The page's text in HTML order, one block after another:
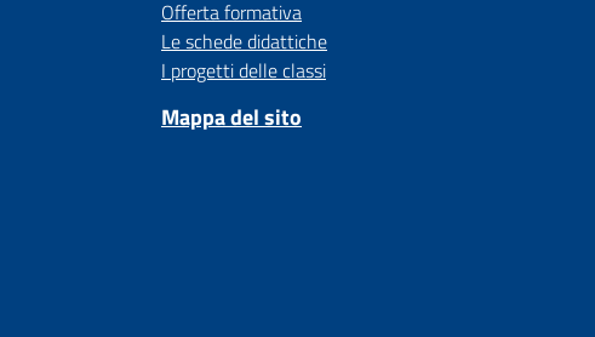
Offerta formativa
Le schede didattiche
I progetti delle classi
Mappa del sito